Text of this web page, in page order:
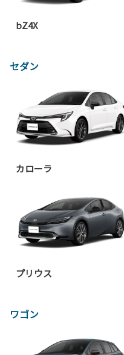
bZ4X
セダン
カローラ
プリウス
ワゴン